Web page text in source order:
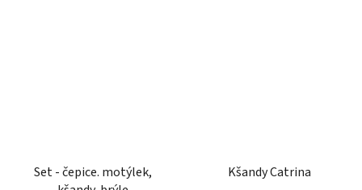
Set - čepice. motýlek,
Kšandy Catrina